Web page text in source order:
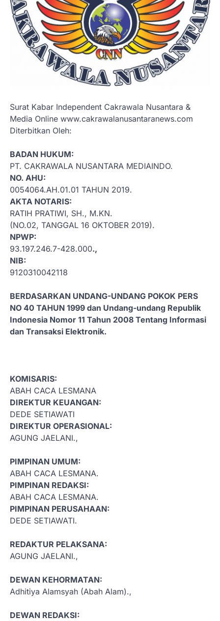
Surat Kabar Independent Cakrawala Nusantara &
Media Online www.cakrawalanusantaranews.com
Diterbitkan Oleh:
BADAN HUKUM:
PT. CAKRAWALA NUSANTARA MEDIAINDO.
NO. AHU:
0054064.AH.01.01 TAHUN 2019.
AKTA NOTARIS:
RATIH PRATIWI, SH., M.KN.
(NO.02, TANGGAL 16 OKTOBER 2019).
NPWP:
93.197.246.7-428.000.,
NIB:
9120310042118
BERDASARKAN UNDANG-UNDANG POKOK PERS
NO 40 TAHUN 1999 dan Undang-undang Republik
Indonesia Nomor 11 Tahun 2008 Tentang Informasi
dan Transaksi Elektronik.
KOMISARIS:
ABAH CACA LESMANA
DIREKTUR KEUANGAN:
DEDE SETIAWATI
DIREKTUR OPERASIONAL:
AGUNG JAELANI.,
PIMPINAN UMUM:
ABAH CACA LESMANA.
PIMPINAN REDAKSI:
ABAH CACA LESMANA.
PIMPINAN PERUSAHAAN:
DEDE SETIAWATI.
REDAKTUR PELAKSANA:
AGUNG JAELANI.,
DEWAN KEHORMATAN:
Adhitiya Alamsyah (Abah Alam).,
DEWAN REDAKSI: